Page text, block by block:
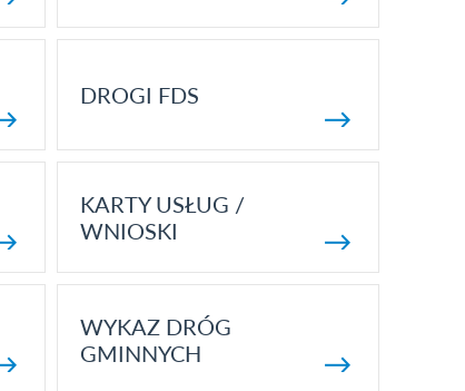
DROGI FDS
KARTY USŁUG /
WNIOSKI
WYKAZ DRÓG
GMINNYCH